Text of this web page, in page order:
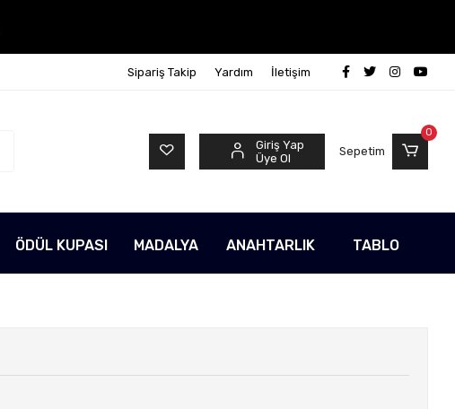
Sipariş Takip Yardım İletişim
Giriş Yap
Üye Ol
Sepetim
0
ÖDÜL KUPASI MADALYA ANAHTARLIK TABLO